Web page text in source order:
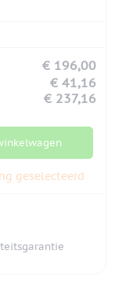
€ 196,00
€ 41,16
€ 237,16
geselecteerd